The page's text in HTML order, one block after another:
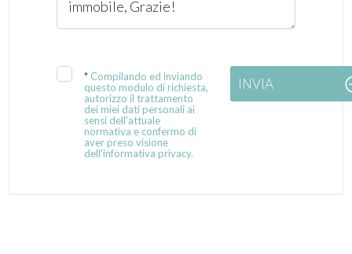
* Compilando ed inviando
questo modulo di richiesta,
autorizzo il trattamento
dei miei dati personali ai
sensi dell'attuale
normativa e confermo di
aver preso visione
dell'informativa privacy.
INVIA